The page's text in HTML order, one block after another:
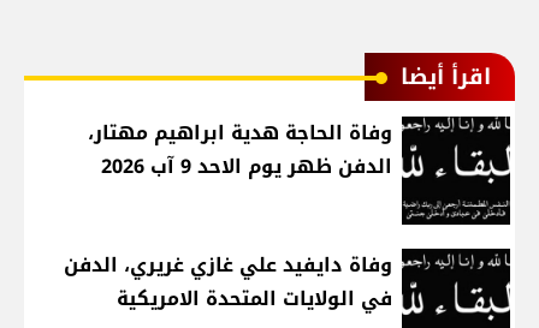
اقرأ أيضا
وفاة الحاجة هدية ابراهيم مهتار،
الدفن ظهر يوم الاحد 9 آب 2026
وفاة دايفيد علي غازي غريري، الدفن
في الولايات المتحدة الامريكية